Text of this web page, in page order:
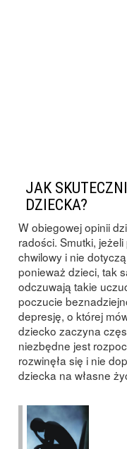
JAK
DZIECKA?
W obiegowej opinii
radości. Smutki,
chwilowy i nie
ponieważ dzieci, tak
odczuwają takie
poczucie
depresję, o której
dziecko zaczyna
niezbędne jest
rozwinęła się i nie
dziecka na własne